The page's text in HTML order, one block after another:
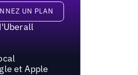
UN PLAN
et Apple